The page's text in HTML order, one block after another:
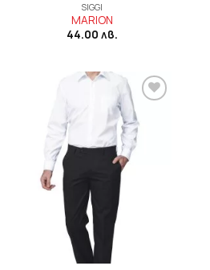
SIGGI
MARION
44.00 лв.
Add to
wishlist